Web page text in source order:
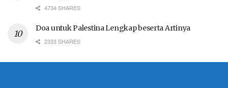
4734 SHARES
Doa untuk Palestina Lengkap beserta Artinya
2333 SHARES